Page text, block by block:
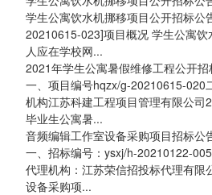
学生公寓饮水机挪移项目公开招标公
20210615-023]项目概况 学生公寓
人应在学校网...
2021年学生公寓暑假维修工程公开招
一、项目编号hqzx/g-20210615-020
机构江苏科建工程项目管理有限公司
毕业生公寓暑...
音频编辑工作室设备采购项目招标公
一、招标编号：ysxj/h-20210122-
代理机构：江苏荣信招投标代理有限
设备采购项...